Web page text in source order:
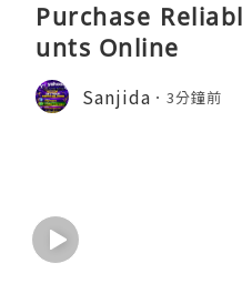
Purchase
unts Online
Sanjida 3分鐘前